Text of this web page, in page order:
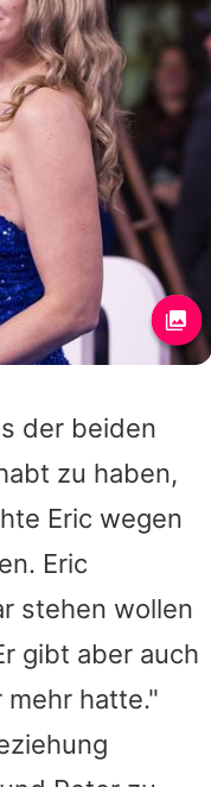
der beiden
zu haben,
Eric wegen
Eric
stehen wollen
gibt aber auch
hatte."